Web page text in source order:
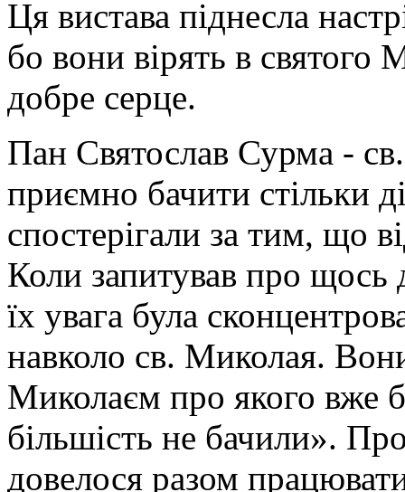
Ця вистава піднесла
бо вони вірять в святого
добре серце.
Пан Святослав Сурма -
приємно бачити стільки
спостерігали за тим, що
Коли запитував про щось
їх увага була
навколо св. Миколая.
Миколаєм про якого вже
більшість не бачили».
довелося разом